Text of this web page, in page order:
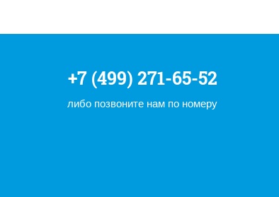
+7 (499) 271-65-52
либо позвоните нам по номеру